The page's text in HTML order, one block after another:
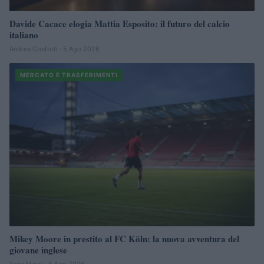
Davide Cacace elogia Mattia Esposito: il futuro del calcio
italiano
Andrea Conforti · 5 Ago 2026
MERCATO E TRASFERIMENTI
Mikey Moore in prestito al FC Köln: la nuova avventura del
giovane inglese